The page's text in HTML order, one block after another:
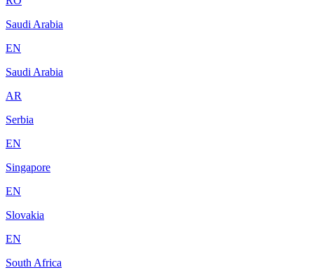
Saudi Arabia
EN
Saudi Arabia
AR
Serbia
EN
Singapore
EN
Slovakia
EN
South Africa